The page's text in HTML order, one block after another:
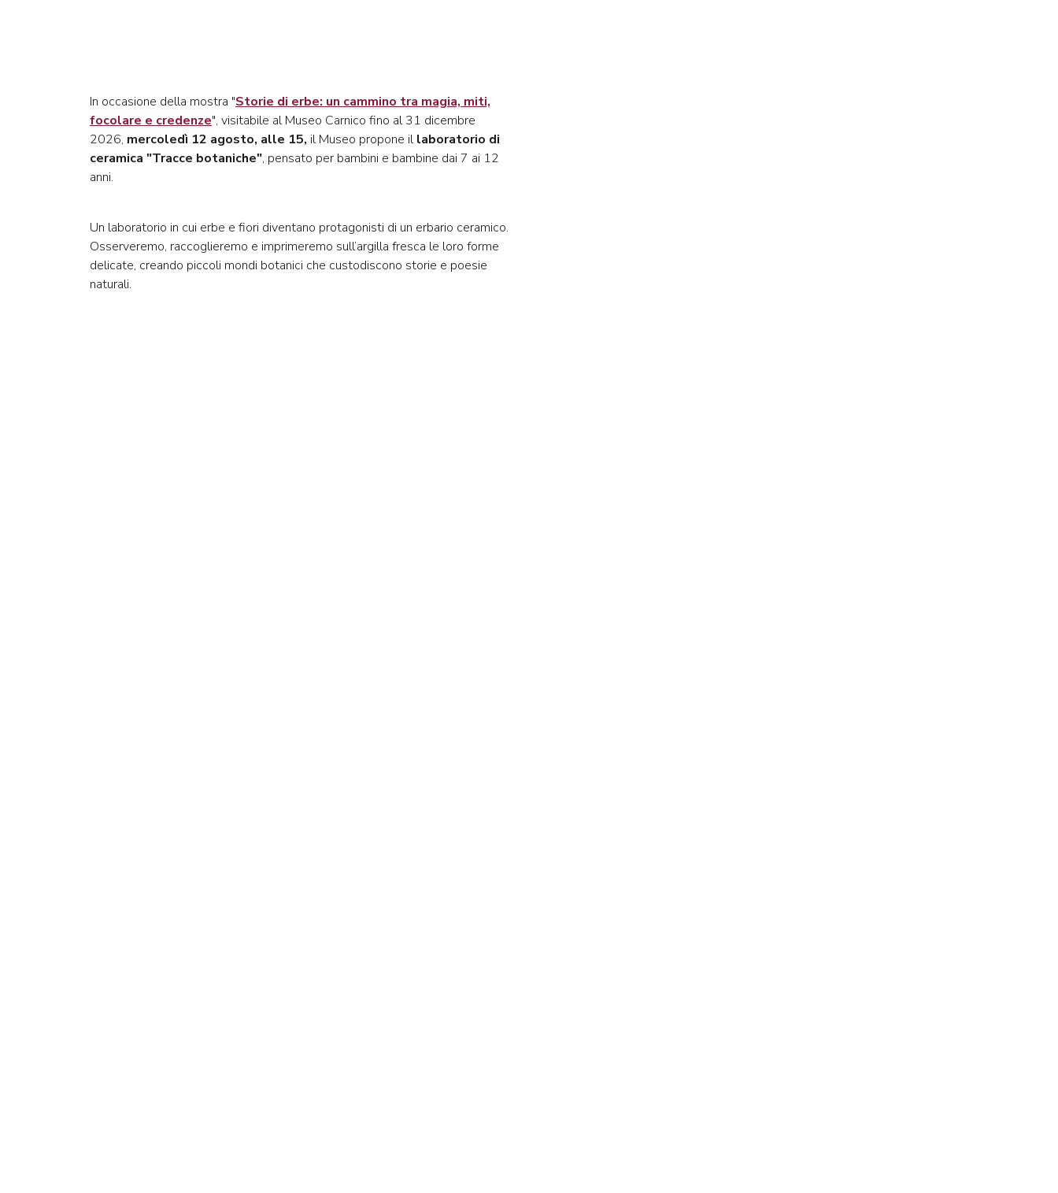
In occasione della mostra "Storie di erbe: un cammino tra magia, miti,
focolare e credenze", visitabile al Museo Carnico fino al 31 dicembre
2026, mercoledì 12 agosto, alle 15, il Museo propone illaboratorio di
ceramica "Tracce botaniche", pensato per bambini e bambine dai 7 ai 12
anni.
Un laboratorio in cui erbe e fiori diventano protagonisti di un erbario ceramico.
Osserveremo, raccoglieremo e imprimeremo sull’argilla fresca le loro forme
delicate, creando piccoli mondi botanici che custodiscono storie e poesie
naturali.